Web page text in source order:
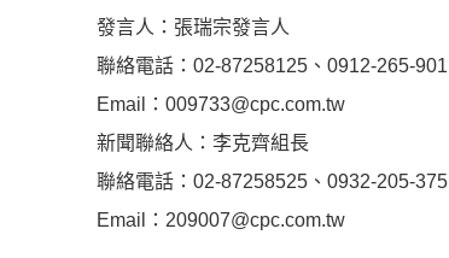
發言人：張瑞宗發言人
聯絡電話：02-87258125、0912-265-901
Email：009733@cpc.com.tw
新聞聯絡人：李克齊組長
聯絡電話：02-87258525、0932-205-375
Email：209007@cpc.com.tw